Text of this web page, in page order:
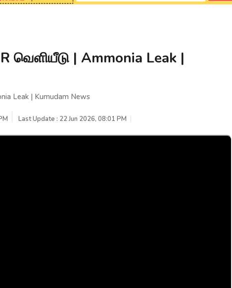
வெளியீடு | Ammonia Leak |
Leak | Kumudam News
Last Update : 22 Jun 2026, 08:01 PM